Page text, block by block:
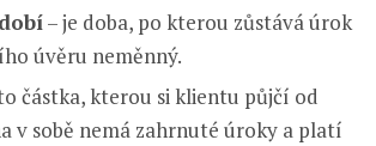
– je doba, po kterou zůstává úrok
úvěru neměnný.
částka, kterou si klientu půjčí od
v sobě nemá zahrnuté úroky a platí